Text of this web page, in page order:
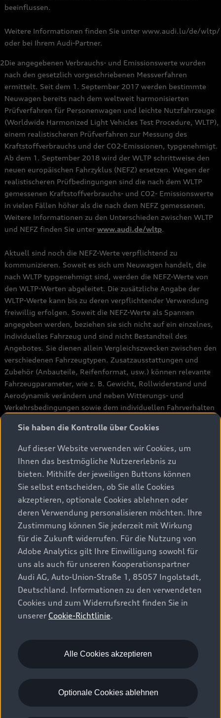
beeinflussen.
Weitere Informationen finden Sie unter www.audi.lu/de/wltp/
oder bei Ihrem Audi-Partner.
2Die angegebenen Verbrauchs- und Emissionswerte wurden
nach den gesetzlich vorgeschriebenen Messverfahren
ermittelt. Seit dem 1. September 2017 werden bestimmte
Neuwagen bereits nach dem weltweit harmonisierten
Prüfverfahren für Personenwagen und leichte Nutzfahrzeuge
(Worldwide Harmonized Light Vehicles Test Procedure, WLTP),
einem realistischeren Prüfverfahren zur Messung des
Kraftstoffverbrauchs und der CO2-Emissionen, typgenehmigt.
Ab dem 1. September 2018 wird der WLTP schrittweise den
neuen europäischen Fahrzyklus (NEFZ) ersetzen. Wegen der
realistischeren Prüfbedingungen sind die nach dem WLTP
gemessenen Kraftstoffverbrauchs- und CO2- Emissionswerte
in vielen Fällen höher als die nach dem NEFZ gemessenen.
Weitere Informationen zu den Unterschieden zwischen WLTP
und NEFZ finden Sie unter www.audi.de/wltp.
Aktuell sind noch die NEFZ-Werte verpflichtend zu
kommunizieren. Soweit es sich um Neuwagen handelt, die
nach WLTP typgenehmigt sind, werden die NEFZ-Werte von
den WLTP-Werten abgeleitet. Die zusätzliche Angabe der
WLTP-Werte kann bis zu deren verpflichtender Verwendung
freiwillig erfolgen. Soweit die NEFZ-Werte als Spannen
angegeben werden, beziehen sie sich nicht auf ein einzelnes,
individuelles Fahrzeug und sind nicht Bestandteil des
Angebotes. Sie dienen allein Vergleichszwecken zwischen den
verschiedenen Fahrzeugtypen. Zusatzausstattungen und
Zubehör (Anbauteile, Reifenformat, usw.) können relevante
Fahrzeugparameter, wie z. B. Gewicht, Rollwiderstand und
Aerodynamik verändern und neben Witterungs- und
Verkehrsbedingungen sowie dem individuellen Fahrverhalten
Emissionen und die Fahrleistungswerte eines Fahrzeugs
Weitere Informationen zum offiziellen Kraftstoffverbrauch
und den offiziellen spezifischen CO2-Emissionen neuer
Personenkraftwagen können dem "Leitfaden über den
Kraftstoffverbrauch und die CO2-Emissionen neuer
Personenkraftwagen" entnommen werden, der an allen
Verkaufsstellen und bei der "Deutschen Automobil Treuhand
GmbH" unter (www.dat.de) unentgeltlich erhältlich ist.
Die Verwendung von unverbleitem Kraftstoff Super
schwefelfrei ROZ 95 nach DIN EN 228 wird empfohlen. Wenn
nicht verfügbar: unverbleiter Kraftstoff Normal schwefelfrei
ROZ 91 nach DIN EN 228 mit geringer Leistungsminderung.
Kraftstoffqualität bleifrei ROZ 95 mit einem maximalen
Ethanolanteil von 10 % (E10) ist grundsätzlich verwendbar.
Kraftstoff ROZ 95 nach 692/2008/EG.
Fahrzeugleergewicht mit Fahrer 68kg, Gepäck 7kg und
Richtlinie 92/21/EWG in der gegenwärtig geltenden Fassung.
Durch Sonderausstattungen können sich das Leergewicht und
der Luftwiderstandsbeiwert des Fahrzeugs erhöhen, wodurch
Sie haben die Kontrolle über Cookies
Auf dieser Website verwenden wir Cookies, um
Ihnen das bestmögliche Nutzererlebnis zu
bieten. Mithilfe der jeweiligen Buttons können
Sie selbst entscheiden, ob Sie alle Cookies
akzeptieren, optionale Cookies ablehnen oder
deren Verwendung personalisieren möchten. Ihre
Zustimmung können Sie jederzeit mit Wirkung
für die Zukunft widerrufen. Für die Nutzung von
Adobe Analytics gilt Ihre Einwilligung sowohl für
uns als auch für unseren Kooperationspartner
Audi AG, Auto-Union-Straße 1, 85057 Ingolstadt,
Deutschland. Informationen zu den verwendeten
Cookies und zum Widerrufsrecht finden Sie in
unserer Cookie-Richtlinie.
Alle Cookies akzeptieren
Optionale Cookies ablehnen